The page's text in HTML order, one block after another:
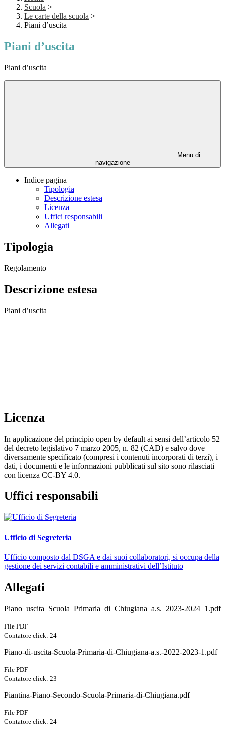
Scuola >
Le carte della scuola >
Piani d’uscita
Piani d’uscita
Piani d’uscita
Menu di
navigazione
Indice pagina
Tipologia
Descrizione estesa
Licenza
Uffici responsabili
Allegati
Tipologia
Regolamento
Descrizione estesa
Piani d’uscita
Licenza
In applicazione del principio open by default ai sensi dell’articolo 52
del decreto legislativo 7 marzo 2005, n. 82 (CAD) e salvo dove
diversamente specificato (compresi i contenuti incorporati di terzi), i
dati, i documenti e le informazioni pubblicati sul sito sono rilasciati
con licenza CC-BY 4.0.
Uffici responsabili
Ufficio di Segreteria
Ufficio composto dal DSGA e dai suoi collaboratori, si occupa della
gestione dei servizi contabili e amministrativi dell’Istituto
Allegati
Piano_uscita_Scuola_Primaria_di_Chiugiana_a.s._2023-2024_1.pdf
File PDF
Contatore click: 24
Piano-di-uscita-Scuola-Primaria-di-Chiugiana-a.s.-2022-2023-1.pdf
File PDF
Contatore click: 23
Piantina-Piano-Secondo-Scuola-Primaria-di-Chiugiana.pdf
File PDF
Contatore click: 24